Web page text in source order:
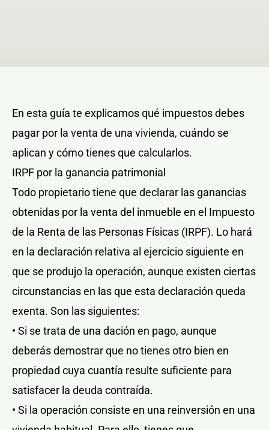
PERFIL
En esta guía te explicamos qué impuestos debes
pagar por la venta de una vivienda, cuándo se
aplican y cómo tienes que calcularlos.
IRPF por la ganancia patrimonial
Todo propietario tiene que declarar las ganancias
obtenidas por la venta del inmueble en el Impuesto
de la Renta de las Personas Físicas (IRPF). Lo hará
en la declaración relativa al ejercicio siguiente en
que se produjo la operación, aunque existen ciertas
circunstancias en las que esta declaración queda
exenta. Son las siguientes:
• Si se trata de una dación en pago, aunque
deberás demostrar que no tienes otro bien en
propiedad cuya cuantía resulte suficiente para
satisfacer la deuda contraída.
• Si la operación consiste en una reinversión en una